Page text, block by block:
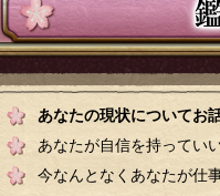
あなたの現状についてお
あなたが自信を持ってい
今なんとなくあなたが仕